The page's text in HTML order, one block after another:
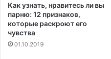
в
р
у
е
т
з
Как узнать, нравитесь ли вы
парню: 12 признаков,
которые раскроют его
чувства
01.10.2019